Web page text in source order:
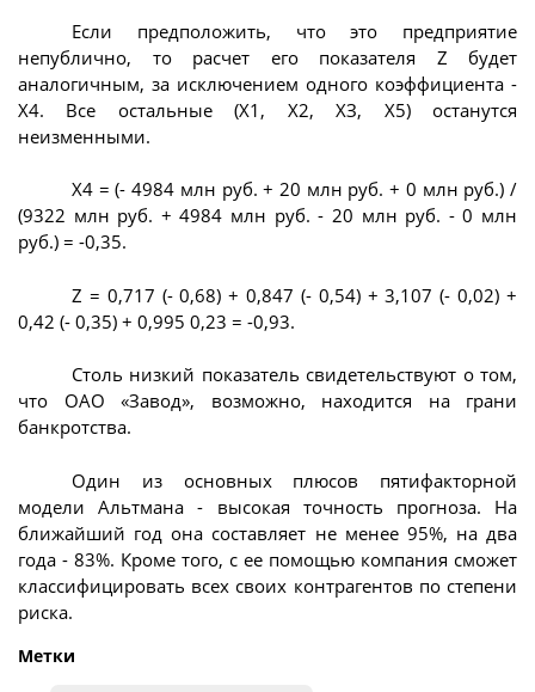
Если предположить, что это предприятие
непублично, то расчет его показателя Z будет
аналогичным, за исключением одного коэффициента -
Х4. Все остальные (Х1, Х2, ХЗ, Х5) останутся
неизменными.
Х4 = (- 4984 млн руб. + 20 млн руб. + 0 млн руб.) /
(9322 млн руб. + 4984 млн руб. - 20 млн руб. - 0 млн
руб.) = -0,35.
Z = 0,717 (- 0,68) + 0,847 (- 0,54) + 3,107 (- 0,02) +
0,42 (- 0,35) + 0,995 0,23 = -0,93.
Столь низкий показатель свидетельствуют о том,
что ОАО «Завод», возможно, находится на грани
банкротства.
Один из основных плюсов пятифакторной
модели Альтмана - высокая точность прогноза. На
ближайший год она составляет не менее 95%, на два
года - 83%. Кроме того, с ее помощью компания сможет
классифицировать всех своих контрагентов по степени
риска.
Метки